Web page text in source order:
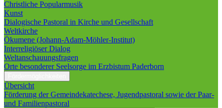
Christliche Popularmusik
Kunst
Dialogische Pastoral in Kirche und Gesellschaft
Weltkirche
Ökumene (Johann-Adam-Möhler-Institut)
Interreligiöser Dialog
Weltanschauungsfragen
Orte besonderer Seelsorge im Erzbistum Paderborn
Übersicht
Förderung der Gemeindekatechese, Jugendpastoral sowie der Paar-
und Familienpastoral